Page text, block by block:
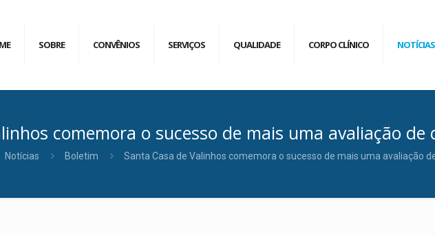
SOBRE CONVÊNIOS SERVIÇOS QUALIDADE CORPO CLÍNICO NOTÍCIAS
comemora o sucesso de mais uma avaliação de
Notícias Boletim Santa Casa de Valinhos comemora o sucesso de mais uma avaliação de